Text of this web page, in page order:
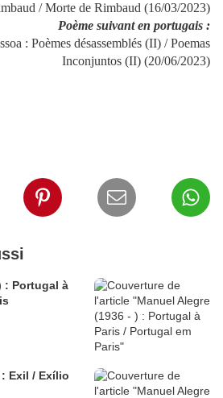
/ Morte de Rimbaud (16/03/2023)
Poème suivant en portugais :
: Poèmes désassemblés (II) / Poemas
Inconjuntos (II) (20/06/2023)
: Portugal à
Exil / Exílio